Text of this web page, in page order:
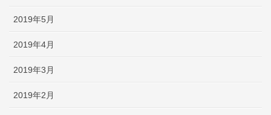
2019年5月
2019年4月
2019年3月
2019年2月